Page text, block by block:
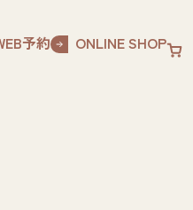
予約 ONLINE SHOP